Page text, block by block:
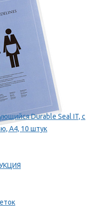
Durable Seal IT, с
A4, 10 штук